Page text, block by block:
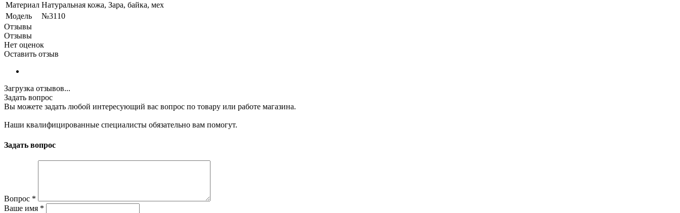
Материал Натуральная кожа, Зара, байка, мех
Модель
№3110
Отзывы
Отзывы
Нет оценок
Оставить отзыв
Загрузка отзывов...
Задать вопрос
Вы можете задать любой интересующий вас вопрос по товару или работе магазина.
Наши квалифицированные специалисты обязательно вам помогут.
Задать вопрос
Вопрос *
Ваше имя *